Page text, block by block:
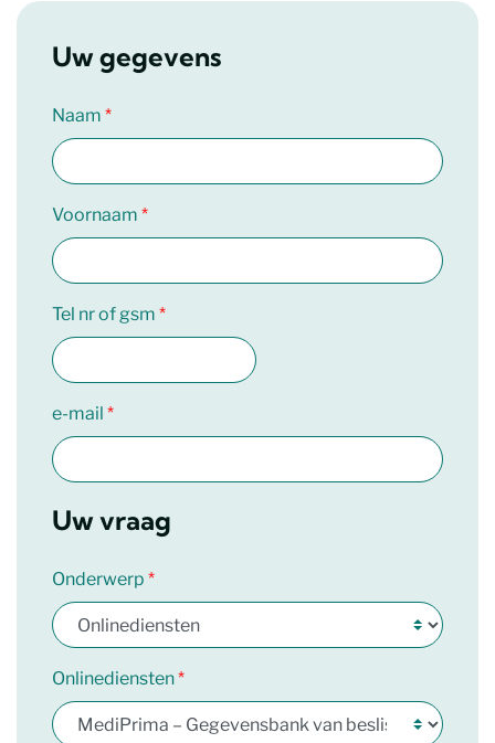
Uw gegevens
Naam
Voornaam
Tel nr of gsm
e-mail
Uw vraag
Onderwerp
Onlinediensten